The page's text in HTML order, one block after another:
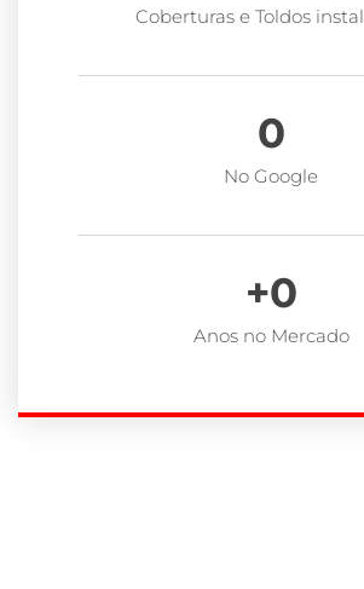
Coberturas e Toldos
No Google
0
Anos no Mercado
+0